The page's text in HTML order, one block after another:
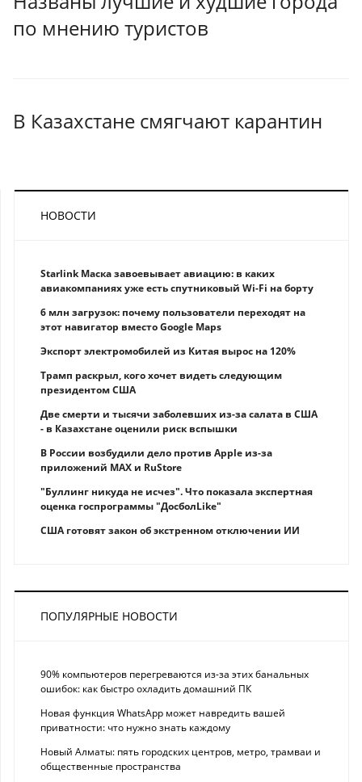
по мнению туристов
В Казахстане смягчают карантин
НОВОСТИ
Starlink Маска завоевывает авиацию: в каких
авиакомпаниях уже есть спутниковый Wi-Fi на борту
6 млн загрузок: почему пользователи переходят на
этот навигатор вместо Google Maps
Экспорт электромобилей из Китая вырос на 120%
Трамп раскрыл, кого хочет видеть следующим
президентом США
Две смерти и тысячи заболевших из-за салата в США
- в Казахстане оценили риск вспышки
В России возбудили дело против Apple из-за
приложений MAX и RuStore
"Буллинг никуда не исчез". Что показала экспертная
оценка госпрограммы "ДосболLike"
США готовят закон об экстренном отключении ИИ
ПОПУЛЯРНЫЕ НОВОСТИ
90% компьютеров перегреваются из-за этих банальных
ошибок: как быстро охладить домашний ПК
Новая функция WhatsApp может навредить вашей
приватности: что нужно знать каждому
Новый Алматы: пять городских центров, метро, трамваи и
общественные пространства